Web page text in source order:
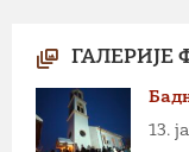
ГАЛЕРИЈЕ
13.